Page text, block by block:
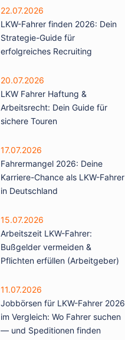
22.07.2026
LKW-Fahrer finden 2026: Dein
Strategie-Guide für
erfolgreiches Recruiting
20.07.2026
LKW Fahrer Haftung &
Arbeitsrecht: Dein Guide für
sichere Touren
17.07.2026
Fahrermangel 2026: Deine
Karriere-Chance als LKW-Fahrer
in Deutschland
15.07.2026
Arbeitszeit LKW-Fahrer:
Bußgelder vermeiden &
Pflichten erfüllen (Arbeitgeber)
11.07.2026
Jobbörsen für LKW-Fahrer 2026
im Vergleich: Wo Fahrer suchen
— und Speditionen finden